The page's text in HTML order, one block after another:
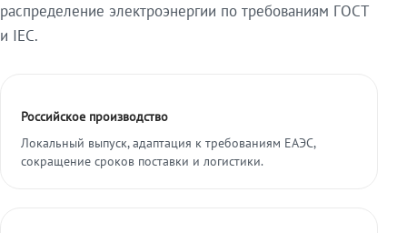
распределение электроэнергии по требованиям ГОСТ
и IEC.
Российское производство
Локальный выпуск, адаптация к требованиям ЕАЭС,
сокращение сроков поставки и логистики.